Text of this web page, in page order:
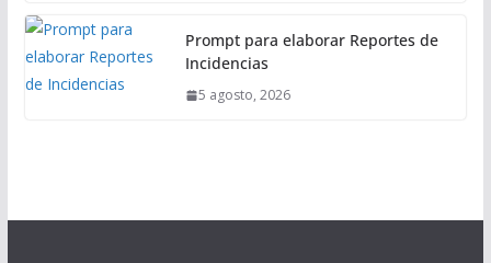
Prompt para elaborar Reportes de
Incidencias
5 agosto, 2026